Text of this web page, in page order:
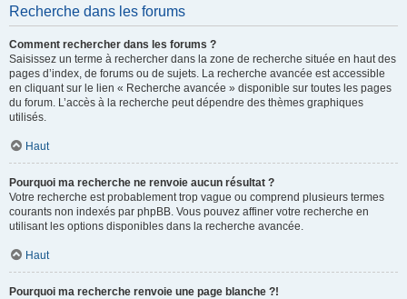
Recherche dans les forums
Comment rechercher dans les forums ?
Saisissez un terme à rechercher dans la zone de recherche située en haut des
pages d’index, de forums ou de sujets. La recherche avancée est accessible
en cliquant sur le lien « Recherche avancée » disponible sur toutes les pages
du forum. L’accès à la recherche peut dépendre des thèmes graphiques
utilisés.
Haut
Pourquoi ma recherche ne renvoie aucun résultat ?
Votre recherche est probablement trop vague ou comprend plusieurs termes
courants non indexés par phpBB. Vous pouvez affiner votre recherche en
utilisant les options disponibles dans la recherche avancée.
Haut
Pourquoi ma recherche renvoie une page blanche ?!